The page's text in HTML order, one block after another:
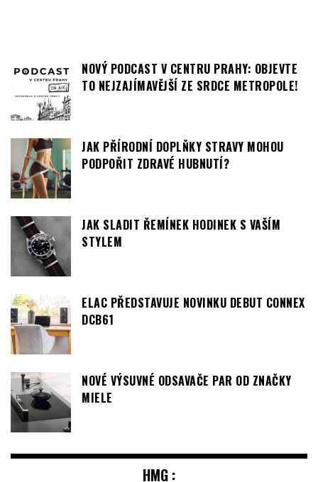
NOVÝ PODCAST V CENTRU PRAHY: OBJEVTE
TO NEJZAJÍMAVĚJŠÍ ZE SRDCE METROPOLE!
JAK PŘÍRODNÍ DOPLŇKY STRAVY MOHOU
PODPOŘIT ZDRAVÉ HUBNUTÍ?
JAK SLADIT ŘEMÍNEK HODINEK S VAŠÍM
STYLEM
ELAC PŘEDSTAVUJE NOVINKU DEBUT CONNEX
DCB61
NOVÉ VÝSUVNÉ ODSAVAČE PAR OD ZNAČKY
MIELE
HMG :